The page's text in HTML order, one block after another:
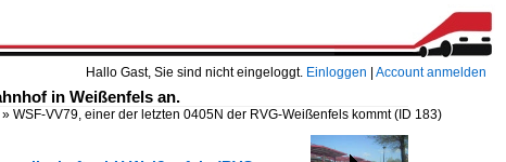
Hallo Gast, Sie sind nicht eingeloggt. Einloggen Account anmelden
in Weißenfels an.
» WSF-VV79, einer der letzten 0405N der RVG-Weißenfels kommt(ID 183)